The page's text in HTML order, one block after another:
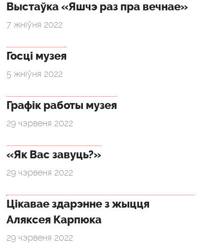
Выстаўка «Яшчэ раз пра вечнае»
7 жніўня 2022
Госці музея
5 жніўня 2022
Графік работы музея
29 чэрвеня 2022
«Як Вас завуць?»
29 чэрвеня 2022
Цікавае здарэнне з жыцця
Аляксея Карпюка
29 чэрвеня 2022